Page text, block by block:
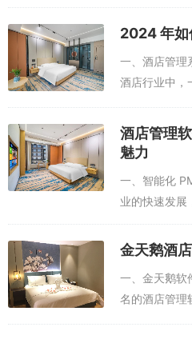
间，营业报表以夜审时间为准。夜
击编辑按钮，在代码值里输入正确的
客人押金单上的退房时间以此时间
限控制，即对离店客人的帐务进行权
过管理员权限验证，才可重新结账。
三、前台基本操作技能
功能能够根
地为客户分
态...
2024 年如
一、酒店管理
酒店行业中，
如，通过自动
理客人的预订
酒店管理
魅力
一、智能化
业的快速发展
要性日益凸显
面，包括客房
金天鹅酒
一、金天鹅软
名的酒店管理